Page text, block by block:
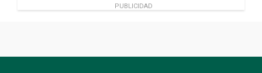
PUBLICIDAD